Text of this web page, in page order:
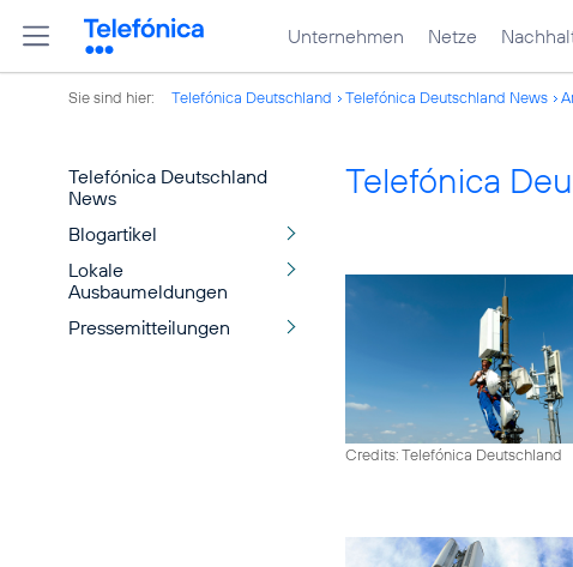
Unternehmen Netze
Sie sind hier: Telefónica Deutschland Telefónica Deutschland News
Telefónica Deutschland
News
Blogartikel
Lokale
Ausbaumeldungen
Pressemitteilungen
Telefónica
Credits: Telefónica Deutschland